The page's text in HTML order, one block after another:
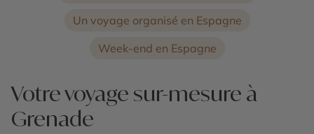
Un voyage organisé en Espagne
Week-end en Espagne
Votre voyage sur-mesure à
Grenade